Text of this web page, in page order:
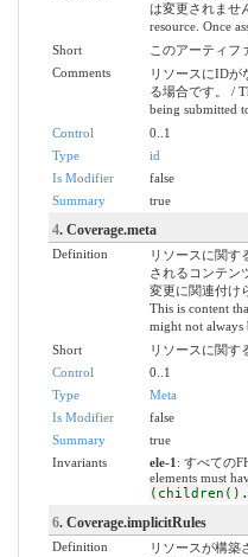
は変更されませ
resource. Once
Short
このアーティフ
Comments
リソースにIDが
る場合です。 /
being submitted
Control
0..1
Type
id
Is Modifier
false
Summary
true
4. Coverage.meta
Definition
リソースに関す
されるコンテン
変更に関連付け
This is content
might not always
Short
リソースに関す
Control
0..1
Type
Meta
Is Modifier
false
Summary
true
Invariants
ele-1 : すべての
elements must
6. Coverage.implicitRules
Definition
リソースが構築